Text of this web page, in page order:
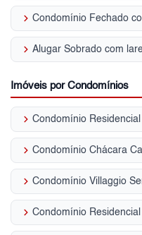
keyboard_arrow_right
keyboard_arrow_right
Imóveis por Condomínios
keyboard_arrow_right
keyboard_arrow_right
keyboard_arrow_right
keyboard_arrow_right